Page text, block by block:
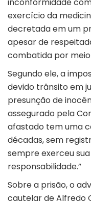
inconformidade
exercício da
decretada em um
apesar de
combatida por meio
Segundo ele, a
devido trânsito em
presunção de
assegurado pela
afastado tem uma
décadas, sem
sempre exerceu
responsabilidade.”
Sobre a prisão, o
cautelar de Alfredo